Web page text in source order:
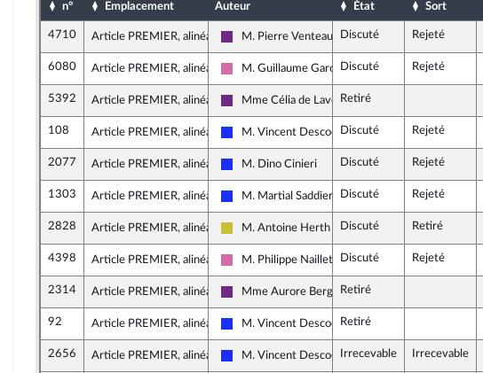
n° Emplacement Auteur État Sort
4710 Article PREMIER, alinéa 3
La République en Marche
M. Pierre Venteau Discuté Rejeté
6080 Article PREMIER, alinéa 3
Socialistes et apparentés
M. Guillaume Garot Discuté Rejeté
5392 Article PREMIER, alinéa 3
La République en Marche
Mme Célia de Lavergne
Retiré
108 Article PREMIER, alinéa 2
Les Républicains
M. Vincent DescoeurDiscuté Rejeté
2077 Article PREMIER, alinéa 3
Les Républicains
M. Dino Cinieri Discuté Rejeté
1303 Article PREMIER, alinéa 3
Les Républicains
M. Martial Saddier Discuté Rejeté
2828 Article PREMIER, alinéa 3
Agir ensemble
M. Antoine Herth Discuté Retiré
4398 Article PREMIER, alinéa 3
Socialistes et apparentés
M. Philippe Naillet Discuté Rejeté
2314 Article PREMIER, alinéa 3
La République en Marche
Mme Aurore Bergé Retiré
92 Article PREMIER, alinéa 2
Les Républicains
M. Vincent DescoeurRetiré
2656 Article PREMIER, alinéa 3
Les Républicains
M. Vincent DescoeurIrrecevable Irrecevable